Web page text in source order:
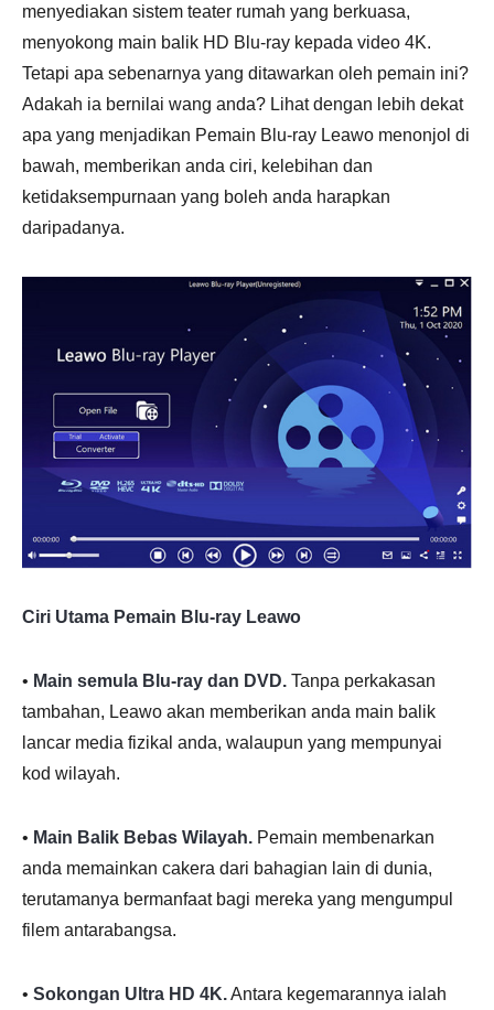
menyediakan sistem teater rumah yang berkuasa,
menyokong main balik HD Blu-ray kepada video 4K.
Tetapi apa sebenarnya yang ditawarkan oleh pemain ini?
Adakah ia bernilai wang anda? Lihat dengan lebih dekat
apa yang menjadikan Pemain Blu-ray Leawo menonjol di
bawah, memberikan anda ciri, kelebihan dan
ketidaksempurnaan yang boleh anda harapkan
daripadanya.
Ciri Utama Pemain Blu-ray Leawo
• Main semula Blu-ray dan DVD. Tanpa perkakasan
tambahan, Leawo akan memberikan anda main balik
lancar media fizikal anda, walaupun yang mempunyai
kod wilayah.
• Main Balik Bebas Wilayah. Pemain membenarkan
anda memainkan cakera dari bahagian lain di dunia,
terutamanya bermanfaat bagi mereka yang mengumpul
filem antarabangsa.
• Sokongan Ultra HD 4K.Antara kegemarannya ialah